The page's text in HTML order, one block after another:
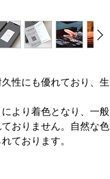
性にも優れており、生
より着色となり、一般
おりません。自然な色
ております。